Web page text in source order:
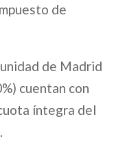
de
de Madrid
cuentan con
íntegra del